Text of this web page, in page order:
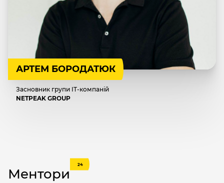
АРТЕМ БОРОДАТЮК
Засновник групи IT-компаній
NETPEAK GROUP
Ментори
24